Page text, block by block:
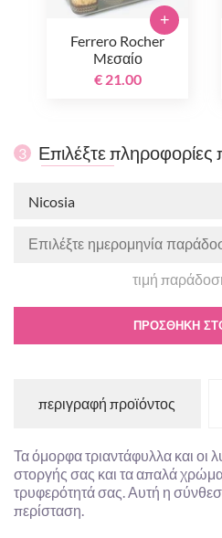
Ferrero Rocher
Mεσαίο
€ 21.00
+
3 Επιλέξτε
Nicosia
τιμή
ΠΡΟΣΘΉΚΗ
περιγραφή προϊόντος
Τα όμορφα τριαντάφυλλα και οι
στοργής σας και τα απαλά
τρυφερότητά σας. Αυτή η
περίσταση.